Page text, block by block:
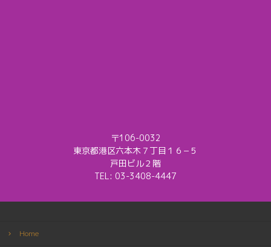
〒106-0032
東京都港区六本木７丁目１６−５
戸田ビル２階
TEL: 03-3408-4447
Home